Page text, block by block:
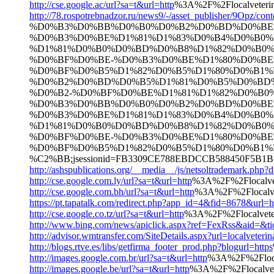
http://cse.google.ac/url?sa=t&url=http
http://78.rospotrebnadzor.ru/news9/-/asset_publisher/9Opz/
%D0%BF%D0%BE-
%D0%B2-
%D0%BF%D0%BE-
http://ashspublications.org/__media__/js/
http://cse.google.com.ly/url?sa=t&url=http
http://cse.google.com.bh/url?sa=t&url=http
https://pt.tapatalk.com/
http://cse.google.co.tz/url?sa=t&url=http
http://www.bing.com/news/
http://advisor.wmtransfer.com/
http://blogs.rtve.es/libs/getfirma_footer_prod.php?blogurl=https
http://images.google.com.br/url?sa=t&url=http
http://images.google.be/url?sa=t&url=http